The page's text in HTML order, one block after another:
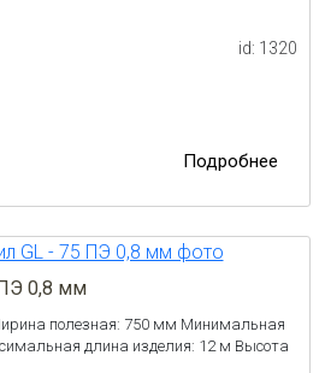
id: 1320
Подробнее
0,8 мм
полезная: 750 мм Минимальная
длина изделия: 12 м Высота